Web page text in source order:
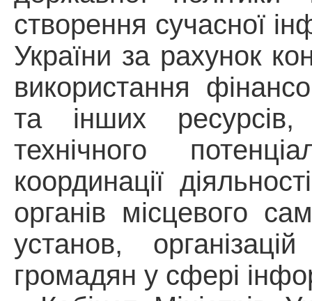
створення сучасної
України за рахунок
використання
та інших
технічного
координації
органів місцевого
установ,
громадян у сфері